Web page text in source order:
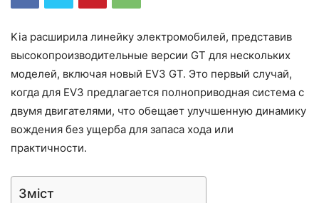
Kia расширила линейку электромобилей, представив
высокопроизводительные версии GT для нескольких
моделей, включая новый EV3 GT. Это первый случай,
когда для EV3 предлагается полноприводная система с
двумя двигателями, что обещает улучшенную динамику
вождения без ущерба для запаса хода или
практичности.
Зміст